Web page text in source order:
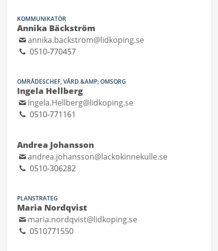
KOMMUNIKATÖR
Annika Bäckström
annika.backstrom@lidkoping.se
0510-770457
OMRÅDESCHEF, VÅRD &AMP; OMSORG
Ingela Hellberg
Ingela.Hellberg@lidkoping.se
0510-771161
Andrea Johansson
andrea.johansson@lackokinnekulle.se
0510-306282
PLANSTRATEG
Maria Nordqvist
maria.nordqvist@lidkoping.se
0510771550